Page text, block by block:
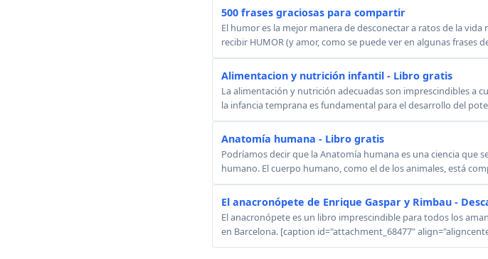
500 frases graciosas para compartir
El humor es la mejor manera de desconectar a ratos de la
recibir HUMOR (y amor, como se puede ver en algunas frases
Alimentacion y nutrición infantil - Libro gratis
La alimentación y nutrición adecuadas son imprescindibles a
la infancia temprana es fundamental para el desarrollo del
Anatomía humana - Libro gratis
Podríamos decir que la Anatomía humana es una ciencia que
humano. El cuerpo humano, como el de los animales, está
El anacronópete de Enrique Gaspar y Rimbau -
El anacronópete es un libro imprescindible para todos los
en Barcelona. [caption id="attachment_68477"